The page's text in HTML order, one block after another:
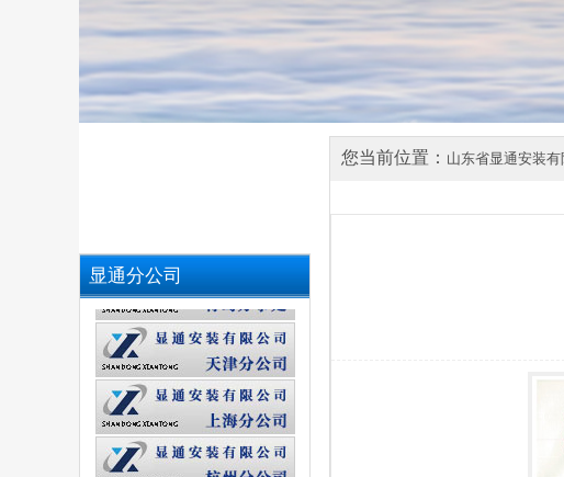
显通分公司
您当前位置： 山东省显通安装有